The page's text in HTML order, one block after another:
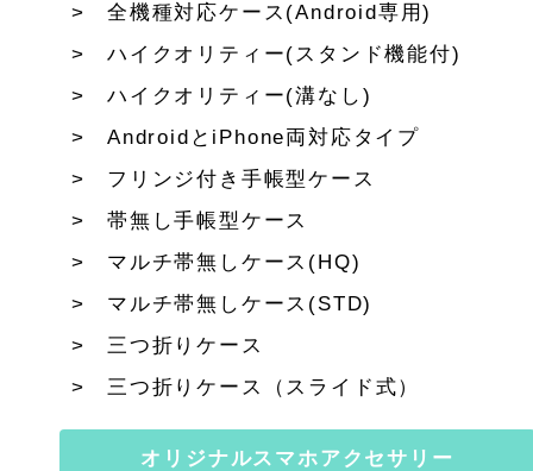
全機種対応ケース(Android専用)
ハイクオリティー(スタンド機能付)
ハイクオリティー(溝なし)
AndroidとiPhone両対応タイプ
フリンジ付き手帳型ケース
帯無し手帳型ケース
マルチ帯無しケース(HQ)
マルチ帯無しケース(STD)
三つ折りケース
三つ折りケース（スライド式）
オリジナルスマホアクセサリー